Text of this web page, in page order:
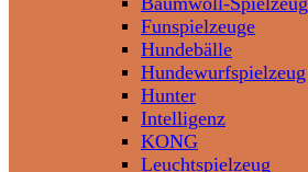
Funspielzeuge
Hundebälle
Hundewurfspielzeug
Hunter
Intelligenz
KONG
Leuchtspielzeug